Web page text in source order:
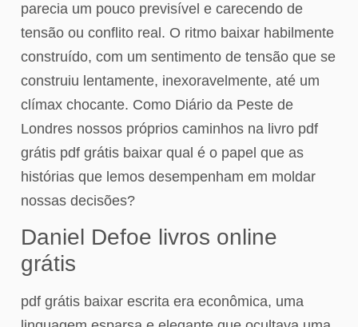
parecia um pouco previsível e carecendo de
tensão ou conflito real. O ritmo baixar habilmente
construído, com um sentimento de tensão que se
construiu lentamente, inexoravelmente, até um
clímax chocante. Como Diário da Peste de
Londres nossos próprios caminhos na livro pdf
grátis pdf grátis baixar qual é o papel que as
histórias que lemos desempenham em moldar
nossas decisões?
Daniel Defoe livros online
grátis
pdf grátis baixar escrita era econômica, uma